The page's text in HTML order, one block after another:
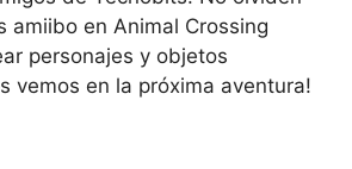
amiibo en Animal Crossing
personajes ​y objetos
vemos en la próxima‌ aventura!